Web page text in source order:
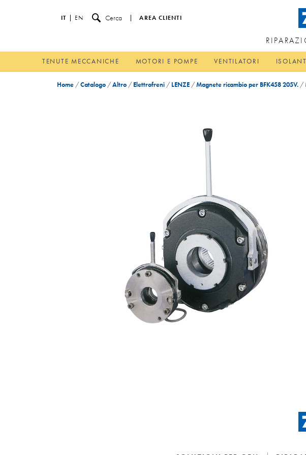
IT EN Cerca AREA CLIENTI
TENUTE MECCANICHE MOTORI E POMPE VENTILATORI
Home /Catalogo /Altro / Elettrofreni / LENZE /Magnete ricambio per BFK458 205V. /